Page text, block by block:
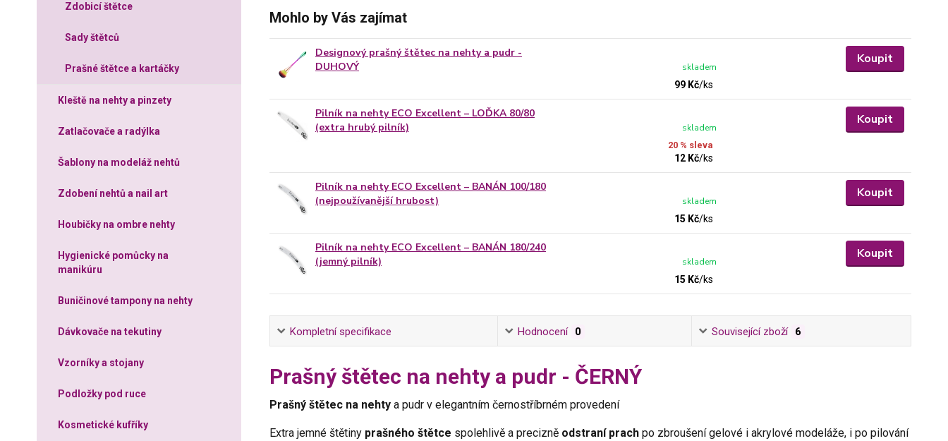
Zdobicí štětce
Sady štětců
Prašné štětce a kartáčky
Kleště na nehty a pinzety
Zatlačovače a radýlka
Šablony na modeláž nehtů
Zdobení nehtů a nail art
Houbičky na ombre nehty
Hygienické pomůcky na
manikúru
Buničinové tampony na nehty
Dávkovače na tekutiny
Vzorníky a stojany
Podložky pod ruce
Kosmetické kufříky
Mohlo by Vás zajímat
Designový prašný štětec na nehty a pudr -
DUHOVÝ
99 Kč/ks
skladem
Koupit
Pilník na nehty ECO Excellent – LOĎKA 80/80
(extra hrubý pilník)
20 % sleva
12 Kč/ks
skladem
Koupit
Pilník na nehty ECO Excellent – BANÁN 100/180
(nejpoužívanější hrubost)
15 Kč/ks
skladem
Koupit
Pilník na nehty ECO Excellent – BANÁN 180/240
(jemný pilník)
15 Kč/ks
skladem
Koupit
Kompletní specifikace Hodnocení 0 Související zboží 6
Prašný štětec na nehty a pudr - ČERNÝ
Prašný štětec na nehtya pudr v elegantním černostříbrném provedení
Extra jemné štětiny prašného štětce spolehlivě a precizně odstraní prachpo zbroušení gelové i akrylové modeláže, i po pilování